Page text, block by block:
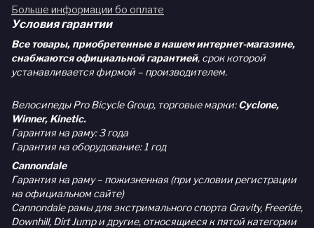
Больше информации бо оплате
Условия гарантии
Все товары, приобретенные в нашем интернет-магазине,
снабжаются официальной гарантией, срок которой
устанавливается фирмой – производителем.
Велосипеды Pro Bicycle Group, торговые марки:Cyclone,
Winner, Kinetic.
Гарантия на раму: 3 года
Гарантия на оборудование: 1 год
Cannondale
Гарантия на раму – пожизненная (при условии регистрации
на официальном сайте)
Cannondale рамы для экстримального спорта Gravity, Freeride,
Downhill, Dirt Jump и другие, относящиеся к пятой категории